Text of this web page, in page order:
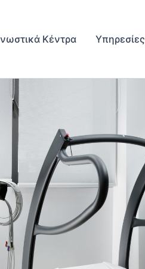
Κέντρα Υπηρεσίες